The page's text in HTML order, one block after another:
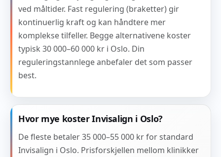
ved måltider. Fast regulering (braketter) gir
kontinuerlig kraft og kan håndtere mer
komplekse tilfeller. Begge alternativene koster
typisk 30 000–60 000 kr i Oslo. Din
reguleringstannlege anbefaler det som passer
best.
Hvor mye koster Invisalign i Oslo?
De fleste betaler 35 000–55 000 kr for standard
Invisalign i Oslo. Prisforskjellen mellom klinikker